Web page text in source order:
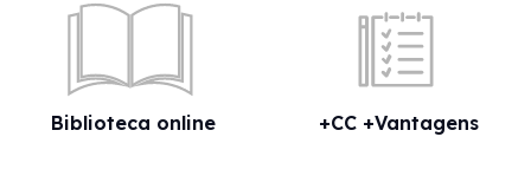
Biblioteca online +CC +Vantagens